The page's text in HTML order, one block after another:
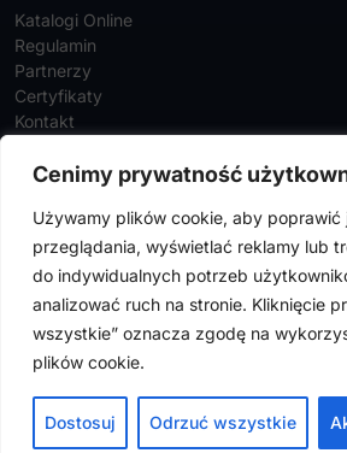
Cenimy prywatność
Używamy plików cookie, aby poprawić
przeglądania, wyświetlać reklamy lub
do indywidualnych potrzeb
analizować ruch na stronie. Kliknięcie
wszystkie” oznacza zgodę na
plików cookie.
Dostosuj Odrzuć wszystkie
Katalogi Online
Regulamin
Partnerzy
Certyfikaty
Kontakt
Zamówienia
Adresy
FalconMedical © 2024. Wszystkie prawa
prywatności|Polityka cookies
Design byVENTI